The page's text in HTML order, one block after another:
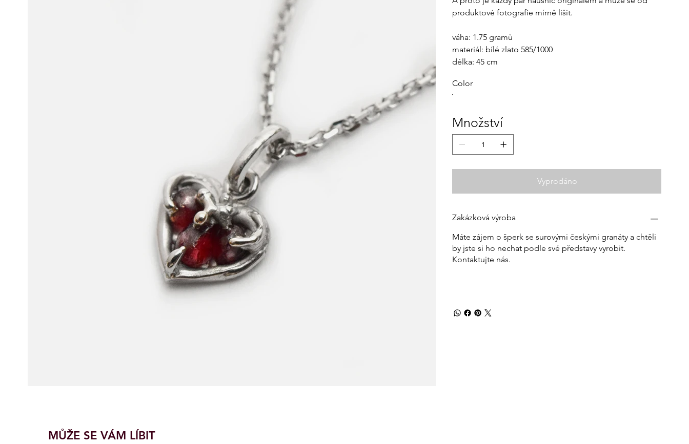
produktové fotografie mírně lišit.
váha: 1.75 gramů
materiál: bílé zlato 585/1000
délka: 45 cm
Color
Množství
Vyprodáno
Zakázková výroba
Máte zájem o šperk se surovými českými granáty a chtěli
by jste si ho nechat podle své představy vyrobit.
Kontaktujte nás.
MŮŽE SE VÁM LÍBIT